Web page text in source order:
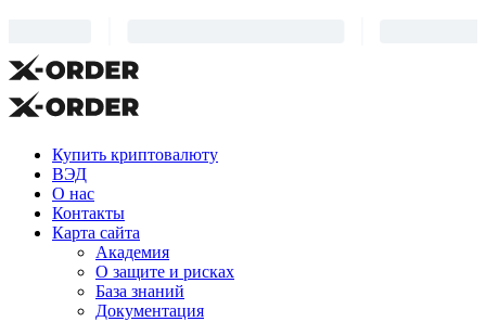
Купить криптовалюту
ВЭД
О нас
Контакты
Карта сайта
Академия
О защите и рисках
База знаний
Документация